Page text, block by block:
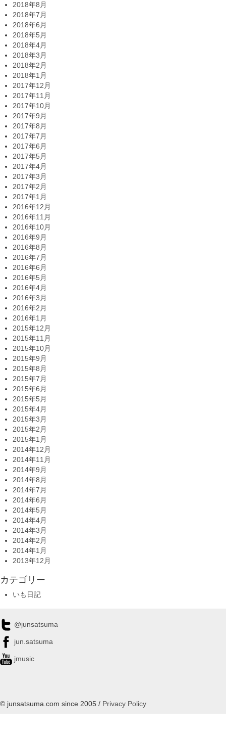
2018年8月
2018年7月
2018年6月
2018年5月
2018年4月
2018年3月
2018年2月
2018年1月
2017年12月
2017年11月
2017年10月
2017年9月
2017年8月
2017年7月
2017年6月
2017年5月
2017年4月
2017年3月
2017年2月
2017年1月
2016年12月
2016年11月
2016年10月
2016年9月
2016年8月
2016年7月
2016年6月
2016年5月
2016年4月
2016年3月
2016年2月
2016年1月
2015年12月
2015年11月
2015年10月
2015年9月
2015年8月
2015年7月
2015年6月
2015年5月
2015年4月
2015年3月
2015年2月
2015年1月
2014年12月
2014年11月
2014年9月
2014年8月
2014年7月
2014年6月
2014年5月
2014年4月
2014年3月
2014年2月
2014年1月
2013年12月
カテゴリー
いも日記
@junsatsuma
jun.satsuma
jmusic
© junsatsuma.com since 2005 / Privacy Policy